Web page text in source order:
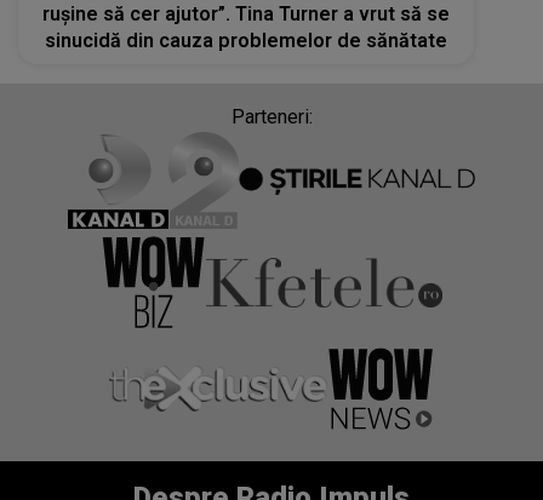
ruşine să cer ajutor”. Tina Turner a vrut să se
sinucidă din cauza problemelor de sănătate
Parteneri: